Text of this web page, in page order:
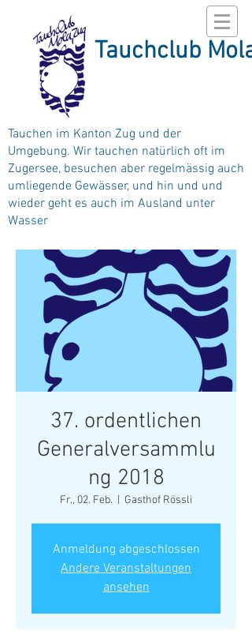
Tauchclub Mola
Tauchen im Kanton Zug und der
Umgebung. Wir tauchen natürlich oft im
Zugersee, besuchen aber regelmässig auch
umliegende Gewässer, und hin und und
wieder geht es auch im Ausland unter
Wasser
37. ordentlichen
Generalversammlu
ng 2018
Fr., 02. Feb. Gasthof Rössli
Anmeldung abgeschlossen
Andere Veranstaltungen
ansehen